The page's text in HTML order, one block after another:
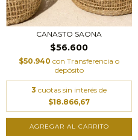
CANASTO SAONA
$56.600
$50.940 con Transferencia o
depósito
3 cuotas sin interés de
$18.866,67
AGREGAR AL CARRITO